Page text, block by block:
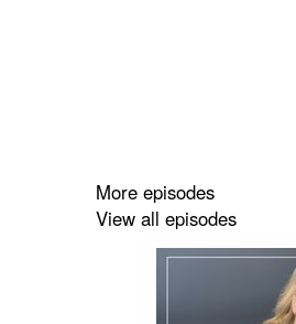
More episodes
View all episodes